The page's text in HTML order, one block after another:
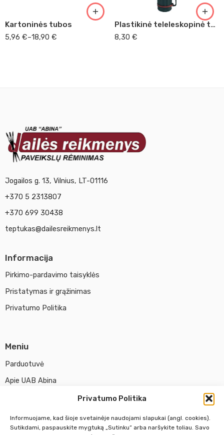
Privatumo Politika
Informuojame, kad šioje svetainėje naudojami slapukai (angl. cookies).
Sutikdami, paspauskite mygtuką „Sutinku“ arba naršykite toliau. Savo
Kartoninės tubos
5,96 €–18,90 €
15x130
15x155
Plastikinė teleleskopinė tūba
8,30 €
Jogailos g. 13, Vilnius, LT-01116
+370 5 2313807
+370 699 30438
teptukas@dailesreikmenys.lt
Informacija
Pirkimo-pardavimo taisyklės
Pristatymas ir grąžinimas
Privatumo Politika
Meniu
Parduotuvė
Apie UAB Abina
Pirm. - Penkt. 10:00 - 18:00